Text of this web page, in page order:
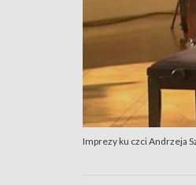
Imprezy ku czci Andrzeja